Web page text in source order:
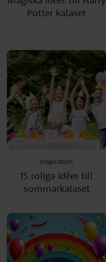
Potter kalaset
Inspiration
15 roliga idéer till
sommarkalaset